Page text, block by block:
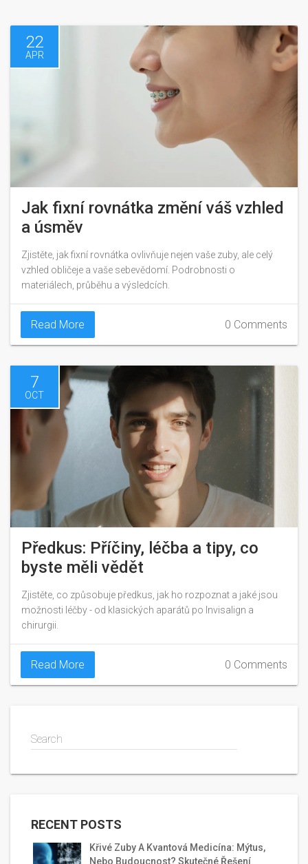
22
APR
Jak fixní rovnátka změní váš vzhled
a úsměv
Zjistěte, jak fixní rovnátka ovlivňuje nejen vaše zuby, ale celý
vzhled obličeje a vaše sebevědomí. Podrobnosti o
materiálech, průběhu a výsledcích.
Read More 0 Comments
7
OCT
Předkus: Příčiny, léčba a tipy, co
byste měli vědět
Zjistěte, co způsobuje předkus, jak ho rozpoznat a jaké jsou
možnosti léčby - od klasických aparátů po Invisalign a
chirurgii.
Read More 0 Comments
Search
RECENT POSTS
Křivé Zuby A Kvantová Medicína: Mýtus,
Nebo Budoucnost? Skutečné Řešení